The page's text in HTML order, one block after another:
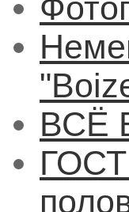
ВСЁ
ГОСТ